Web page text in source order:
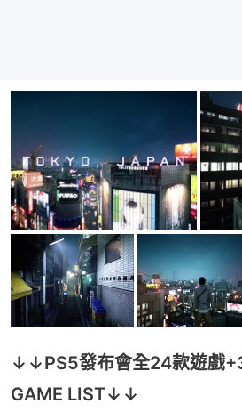
↓↓PS5發布會全24款遊戲
GAME LIST↓↓